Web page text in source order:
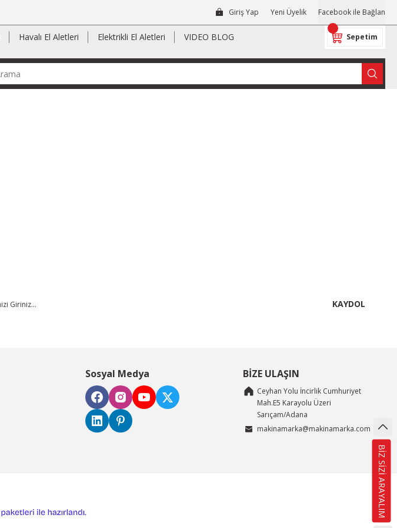
Giriş Yap Yeni Üyelik Facebook ile Bağlan
Havalı El Aletleri Elektrikli El Aletleri VIDEO BLOG Sepetim
KAYDOL
Sosyal Medya BİZE ULAŞIN
Ceyhan Yolu İncirlik Cumhuriyet
Mah.E5 Karayolu Üzeri
Sarıçam/Adana
makinamarka@makinamarka.com
BİZ SİZİ ARAYALIM
e-